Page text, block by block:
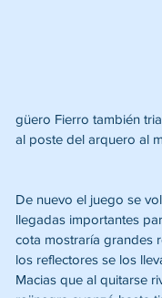
güero Fierro también
al poste del arquero al
De nuevo el juego se
llegadas importantes
cota mostraría grandes
los reflectores se los
Macias que al quitarse